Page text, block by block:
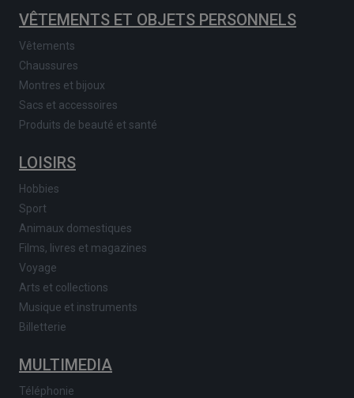
VÊTEMENTS ET OBJETS PERSONNELS
Vêtements
Chaussures
Montres et bijoux
Sacs et accessoires
Produits de beauté et santé
LOISIRS
Hobbies
Sport
Animaux domestiques
Films, livres et magazines
Voyage
Arts et collections
Musique et instruments
Billetterie
MULTIMEDIA
Téléphonie